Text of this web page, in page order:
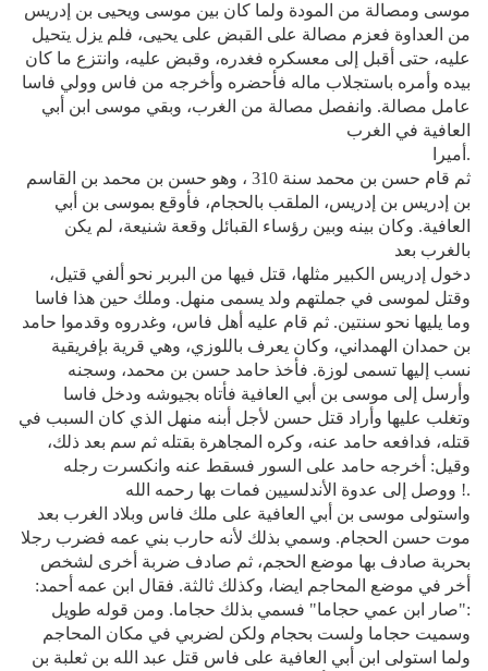
موسى ومصالة من المودة ولما كان بين موسى ويحيى بن إدريس
من العداوة فعزم مصالة على القبض على يحيى، فلم يزل يتحيل
عليه، حتى أقبل إلى معسكره فغدره، وقبض عليه، وانتزع ما كان
بيده وأمره باستجلاب ماله فأحضره وأخرجه من فاس وولي فاسا
عامل مصالة. وانفصل مصالة من الغرب، وبقي موسى ابن أبي
العافية في الغرب
أميرا.
ثم قام حسن بن محمد سنة 310 ، وهو حسن بن محمد بن القاسم
بن إدريس بن إدريس، الملقب بالحجام، فأوقع بموسى بن أبي
العافية. وكان بينه وبين رؤساء القبائل وقعة شنيعة، لم يكن
بالغرب بعد
دخول إدريس الكبير مثلها، قتل فيها من البربر نحو ألفي قتيل،
وقتل لموسى في جملتهم ولد يسمى منهل. وملك حين هذا فاسا
وما يليها نحو سنتين. ثم قام عليه أهل فاس، وغدروه وقدموا حامد
بن حمدان الهمداني، وكان يعرف باللوزي، وهي قرية بإفريقية
نسب إليها تسمى لوزة. فأخذ حامد حسن بن محمد، وسجنه
وأرسل إلى موسى بن أبي العافية فأتاه بجيوشه ودخل فاسا
وتغلب عليها وأراد قتل حسن لأجل أبنه منهل الذي كان السبب في
قتله، فدافعه حامد عنه، وكره المجاهرة بقتله ثم سم بعد ذلك،
وقيل: أخرجه حامد على السور فسقط عنه وانكسرت رجله
ووصل إلى عدوة الأندلسيين فمات بها رحمه الله !.
واستولى موسى بن أبي العافية على ملك فاس وبلاد الغرب بعد
موت حسن الحجام. وسمي بذلك لأنه حارب بني عمه فضرب رجلا
بحربة صادف بها موضع الحجم، ثم صادف ضربة أخرى لشخص
أخر في موضع المحاجم ايضا، وكذلك ثالثة. فقال ابن عمه أحمد:
"صار ابن عمي حجاما" فسمي بذلك حجاما. ومن قوله طويل:
وسميت حجاما ولست بحجام ولكن لضربي في مكان المحاجم
ولما استولى ابن أبي العافية على فاس قتل عبد الله بن ثعلبة بن